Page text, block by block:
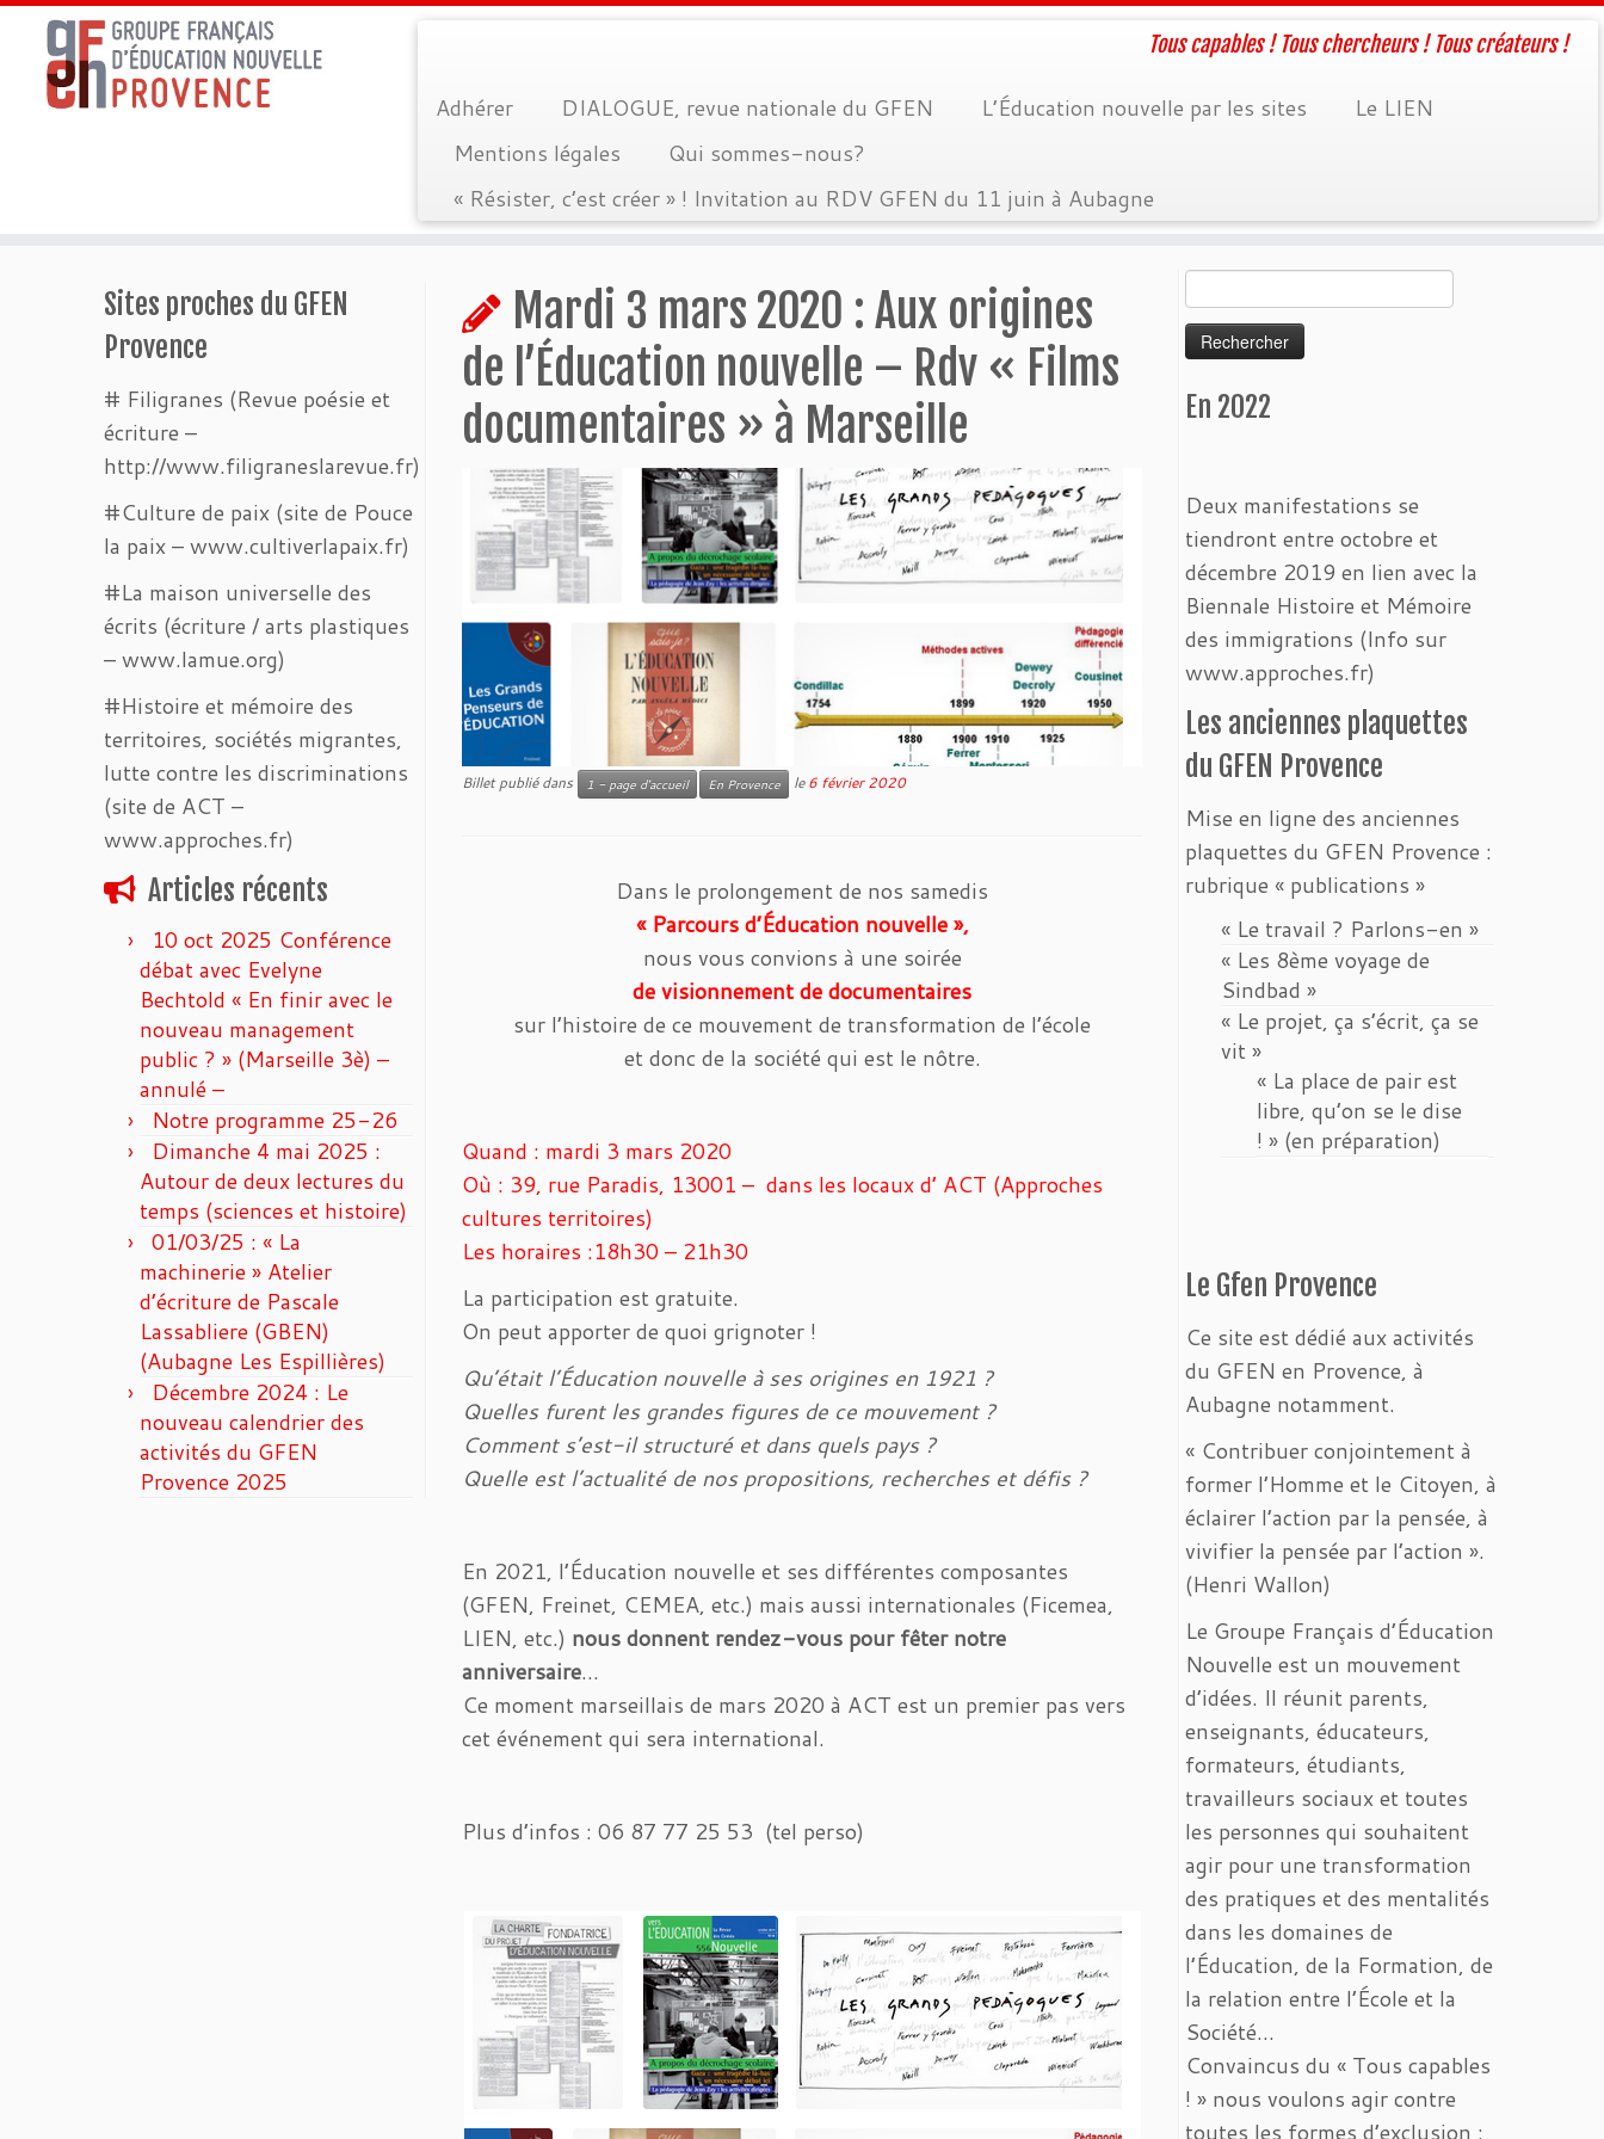
Tous capables ! Tous chercheurs ! Tous créateurs !
Adhérer DIALOGUE, revue nationale du GFEN L’Éducation nouvelle par les sites
Le LIEN
Mentions légales
Qui sommes-nous?
« Résister, c’est créer » ! Invitation au RDV GFEN du 11 juin à Aubagne
Sites proches du GFEN
Provence
# Filigranes (Revue poésie et
écriture –
http://www.filigraneslarevue.fr)
#Culture de paix (site de Pouce
la paix – www.cultiverlapaix.fr)
#La maison universelle des
écrits (écriture / arts plastiques
– www.lamue.org)
#Histoire et mémoire des
territoires, sociétés migrantes,
lutte contre les discriminations
(site de ACT –
www.approches.fr)
Articles récents
10 oct 2025 Conférence
débat avec Evelyne
Bechtold « En finir avec le
nouveau management
public ? » (Marseille 3è) –
annulé –
Notre programme 25-26
Dimanche 4 mai 2025 :
Autour de deux lectures du
temps (sciences et histoire)
01/03/25 : « La
machinerie » Atelier
d’écriture de Pascale
Lassabliere (GBEN)
(Aubagne Les Espillières)
Décembre 2024 : Le
nouveau calendrier des
activités du GFEN
Provence 2025
Mardi 3 mars 2020 : Aux origines
de l’Éducation nouvelle – Rdv « Films
documentaires » à Marseille
Billet publié dans 1 - page d'accueil En Provence le6 février 2020
Dans le prolongement de nos samedis
« Parcours d’Éducation nouvelle »,
nous vous convions à une soirée
de visionnement de documentaires
sur l’histoire de ce mouvement de transformation de l’école
et donc de la société qui est le nôtre.
Quand : mardi 3 mars 2020
Où : 39, rue Paradis, 13001 – dans les locaux d’ ACT (Approches
cultures territoires)
Les horaires :18h30 – 21h30
La participation est gratuite.
On peut apporter de quoi grignoter !
Qu’était l’Éducation nouvelle à ses origines en 1921 ?
Quelles furent les grandes figures de ce mouvement ?
Comment s’est-il structuré et dans quels pays ?
Quelle est l’actualité de nos propositions, recherches et défis ?
En 2021, l’Éducation nouvelle et ses différentes composantes
(GFEN, Freinet, CEMEA, etc.) mais aussi internationales (Ficemea,
LIEN, etc.) nous donnent rendez-vous pour fêter notre
anniversaire…
Ce moment marseillais de mars 2020 à ACT est un premier pas vers
cet événement qui sera international.
Plus d’infos : 06 87 77 25 53 (tel perso)
En 2022
Deux manifestations se
tiendront entre octobre et
décembre 2019 en lien avec la
Biennale Histoire et Mémoire
des immigrations (Info sur
www.approches.fr)
Les anciennes plaquettes
du GFEN Provence
Mise en ligne des anciennes
plaquettes du GFEN Provence :
rubrique « publications »
« Le travail ? Parlons-en »
« Les 8ème voyage de
Sindbad »
« Le projet, ça s’écrit, ça se
vit »
« La place de pair est
libre, qu’on se le dise
! » (en préparation)
Le Gfen Provence
Ce site est dédié aux activités
du GFEN en Provence, à
Aubagne notamment.
« Contribuer conjointement à
former l’Homme et le Citoyen, à
éclairer l’action par la pensée, à
vivifier la pensée par l’action ».
(Henri Wallon)
Le Groupe Français d’Éducation
Nouvelle est un mouvement
d’idées. Il réunit parents,
enseignants, éducateurs,
formateurs, étudiants,
travailleurs sociaux et toutes
les personnes qui souhaitent
agir pour une transformation
des pratiques et des mentalités
dans les domaines de
l’Éducation, de la Formation, de
la relation entre l’École et la
Société…
Convaincus du « Tous capables
! » nous voulons agir contre
toutes les formes d’exclusion :